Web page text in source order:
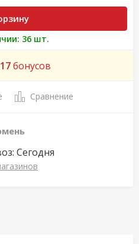
36 шт.
бонусов
Сравнение
Сегодня